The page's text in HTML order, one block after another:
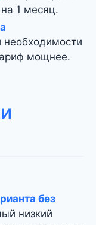
1 месяц.
необходимости
мощнее.
без
низкий